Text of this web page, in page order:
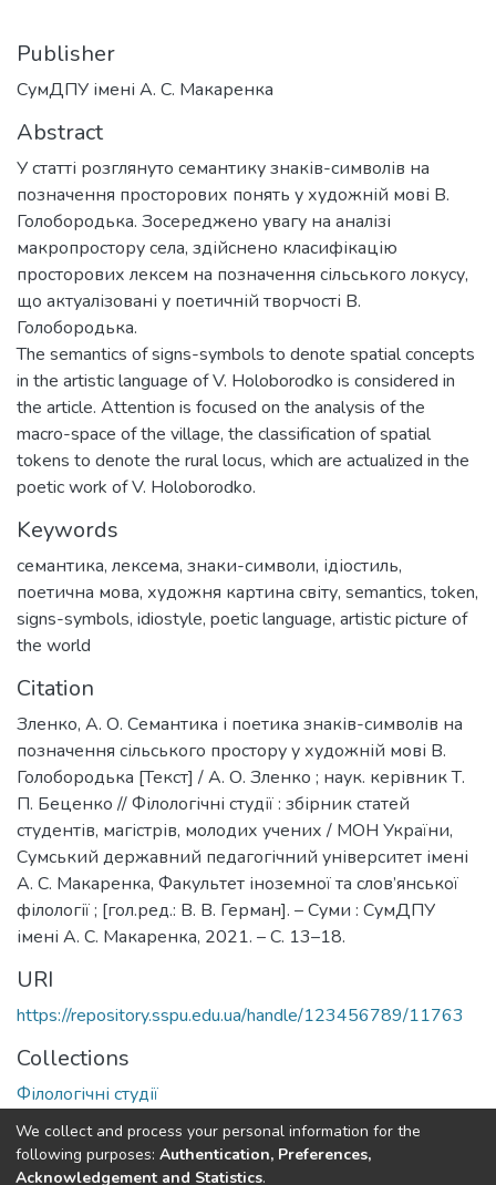
Publisher
СумДПУ імені А. С. Макаренка
Abstract
У статті розглянуто семантику знаків-символів на
позначення просторових понять у художній мові В.
Голобородька. Зосереджено увагу на аналізі
макропростору села, здійснено класифікацію
просторових лексем на позначення сільського локусу,
що актуалізовані у поетичній творчості В.
Голобородька.
The semantics of signs-symbols to denote spatial concepts
in the artistic language of V. Holoborodko is considered in
the article. Attention is focused on the analysis of the
macro-space of the village, the classification of spatial
tokens to denote the rural locus, which are actualized in the
poetic work of V. Holoborodko.
Keywords
семантика, лексема, знаки-символи, ідіостиль,
поетична мова, художня картина світу, semantics, token,
signs-symbols, idiostyle, poetic language, artistic picture of
the world
Citation
Зленко, А. О. Семантика і поетика знаків-символів на
позначення сільського простору у художній мові В.
Голобородька [Текст] / А. О. Зленко ; наук. керівник Т.
П. Беценко // Філологічні студії : збірник статей
студентів, магістрів, молодих учених / МОН України,
Сумський державний педагогічний університет імені
А. С. Макаренка, Факультет іноземної та слов’янської
філології ; [гол.ред.: В. В. Герман]. – Суми : СумДПУ
імені А. С. Макаренка, 2021. – С. 13–18.
URI
https://repository.sspu.edu.ua/handle/123456789/11763
Collections
Філологічні студії
Full item page Google Scholar
We collect and process your personal information for the
following purposes: Authentication, Preferences,
Acknowledgement and Statistics.